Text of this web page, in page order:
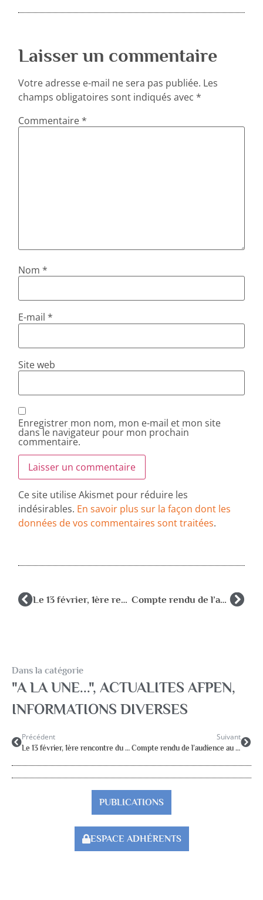
Laisser un commentaire
Votre adresse e-mail ne sera pas publiée. Les
champs obligatoires sont indiqués avec*
Commentaire*
Nom*
E-mail*
Site web
Enregistrer mon nom, mon e-mail et mon site
dans le navigateur pour mon prochain
commentaire.
Ce site utilise Akismet pour réduire les
indésirables. En savoir plus sur la façon dont les
données de vos commentaires sont traitées.
Le 13 février, 1ère rencontre du CA et du Comité d’Organisation du prochain Congrès de l’AFPEN à Amiens Compte rendu de l’audience au MEN du 28 janvier 2026
Dans la catégorie
"A LA UNE...", ACTUALITES AFPEN,
INFORMATIONS DIVERSES
Précédent
Le 13 février, 1ère rencontre du CA et du Comité d’Organisation du prochain Congrès de l’AFPEN à Amiens
Suivant
Compte rendu de l’audience au MEN du 28 janvier 2026
PUBLICATIONS
ESPACE ADHÉRENTS